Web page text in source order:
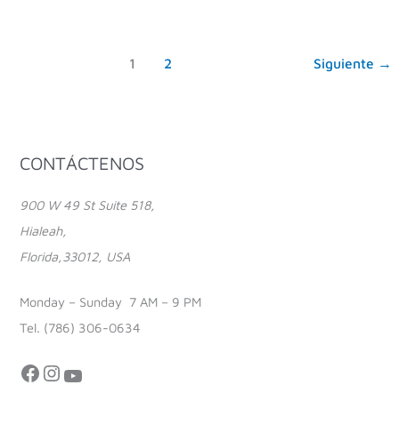
1 2 Siguiente →
CONTÁCTENOS
900 W 49 St Suite 518,
Hialeah,
Florida,33012, USA
Monday – Sunday 7 AM – 9 PM
Tel. (786) 306-0634
Facebook InstagramYouTube